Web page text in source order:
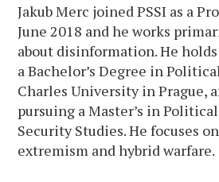
Jakub Merc joined PSSI as a
June 2018 and he works
about disinformation. He holds
a Bachelor’s Degree in
Charles University in Prague,
pursuing a Master’s in
Security Studies. He focuses
extremism and hybrid warfare.